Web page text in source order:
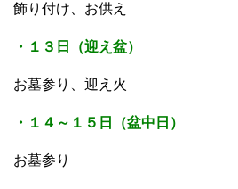
飾り付け、お供え
・１３日（迎え盆）
お墓参り、迎え火
・１４～１５日（盆中日）
お墓参り